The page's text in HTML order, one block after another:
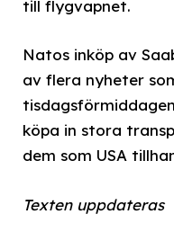
till flygvapnet.
Natos inköp av
av flera nyheter
köpa in stora
dem som USA
Texten uppdateras